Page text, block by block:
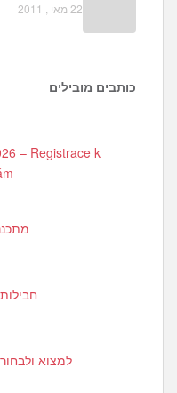
22 מאי , 2011
כותבים מובילים
– Registrace k
למצוא